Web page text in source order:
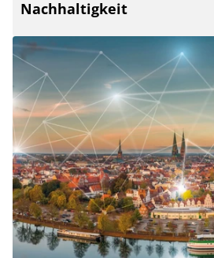
Nachhaltigkeit